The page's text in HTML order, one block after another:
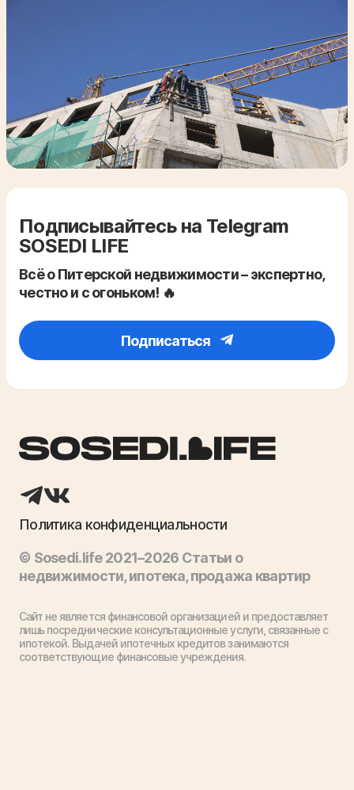
Подписывайтесь на Telegram
SOSEDI LIFE
Всё о Питерской недвижимости – экспертно,
честно и с огоньком! 🔥
Подписаться
Политика конфиденциальности
© Sosedi.life 2021–2026 Статьи о
недвижимости, ипотека, продажа квартир
Сайт не является финансовой организацией и предоставляет
лишь посреднические консультационные услуги, связанные с
ипотекой. Выдачей ипотечных кредитов занимаются
соответствующие финансовые учреждения.